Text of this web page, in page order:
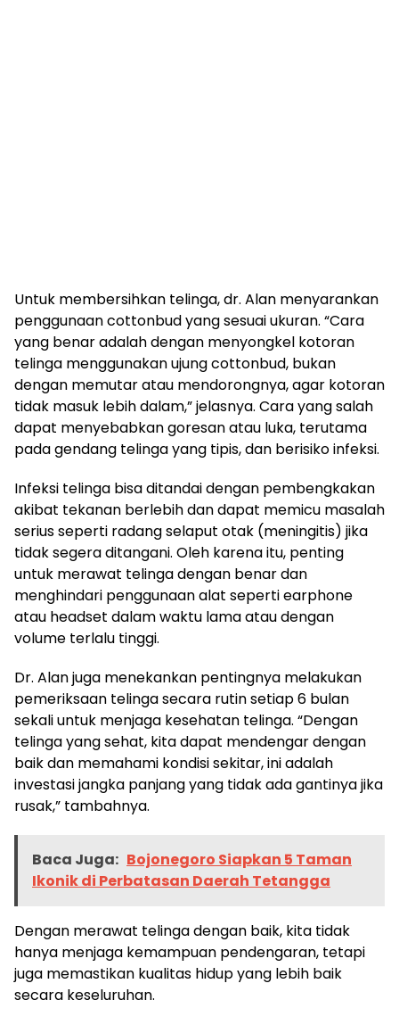
Baca Juga: Runergy Bojonegoro 10K
Mendorong Tren Hidup Sehat
Untuk membersihkan telinga, dr. Alan menyarankan
penggunaan cottonbud yang sesuai ukuran. “Cara
yang benar adalah dengan menyongkel kotoran
telinga menggunakan ujung cottonbud, bukan
dengan memutar atau mendorongnya, agar kotoran
tidak masuk lebih dalam,” jelasnya. Cara yang salah
dapat menyebabkan goresan atau luka, terutama
pada gendang telinga yang tipis, dan berisiko infeksi.
Infeksi telinga bisa ditandai dengan pembengkakan
akibat tekanan berlebih dan dapat memicu masalah
serius seperti radang selaput otak (meningitis) jika
tidak segera ditangani. Oleh karena itu, penting
untuk merawat telinga dengan benar dan
menghindari penggunaan alat seperti earphone
atau headset dalam waktu lama atau dengan
volume terlalu tinggi.
Dr. Alan juga menekankan pentingnya melakukan
pemeriksaan telinga secara rutin setiap 6 bulan
sekali untuk menjaga kesehatan telinga. “Dengan
telinga yang sehat, kita dapat mendengar dengan
baik dan memahami kondisi sekitar, ini adalah
investasi jangka panjang yang tidak ada gantinya jika
rusak,” tambahnya.
Baca Juga: Bojonegoro Siapkan 5 Taman
Ikonik di Perbatasan Daerah Tetangga
Dengan merawat telinga dengan baik, kita tidak
hanya menjaga kemampuan pendengaran, tetapi
juga memastikan kualitas hidup yang lebih baik
secara keseluruhan.